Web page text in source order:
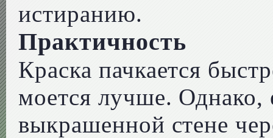
истиранию.
Практичность
Краска пачкается
моется лучше. Однако,
выкрашенной стене